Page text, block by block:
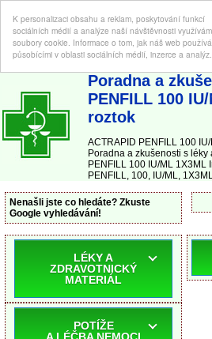
K personalizaci obsahu a reklam, poskytování funkcí
sociálních médií a analýze naší návštěvnosti
soubory cookie. Informace o tom, jak náš web
působícími v oblasti sociálních médií, inzerce a analýz.
ABC-LEKARNA.cz | Poradna a zkušenosti s
Poradna a
PENFILL 100
roztok
ACTRAPID PENFILL 100
Poradna a zkušenosti s
PENFILL 100 IU/ML 1X3ML
PENFILL, 100, IU/ML,
Nenašli jste co hledáte? Zkuste
Google vyhledávání!
LÉKY A
ZDRAVOTNICKÝ
MATERIÁL
POTÍŽE